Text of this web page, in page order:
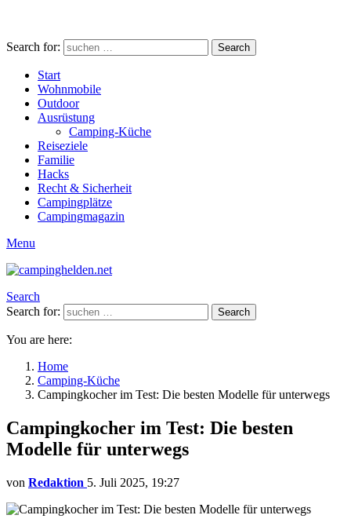
Search for: Search
Start
Wohnmobile
Outdoor
Ausrüstung
Camping-Küche
Reiseziele
Familie
Hacks
Recht & Sicherheit
Campingplätze
Campingmagazin
Menu
Search
Search for:
Search
You are here:
Home
Camping-Küche
Campingkocher im Test: Die besten Modelle für unterwegs
Campingkocher im Test: Die besten
Modelle für unterwegs
von Redaktion 5. Juli 2025, 19:27